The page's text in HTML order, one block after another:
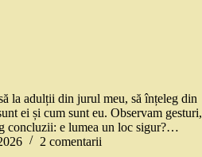
la adulții din jurul meu, să înțeleg din
ei și cum sunt eu. Observam gesturi,
concluzii: e lumea un loc sigur?…
2 comentarii